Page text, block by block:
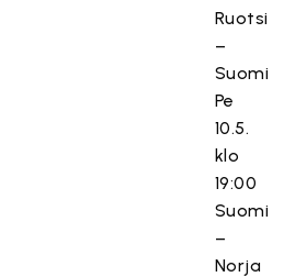
Ruotsi
–
Suomi
Pe
10.5.
klo
19:00
Suomi
–
Norja